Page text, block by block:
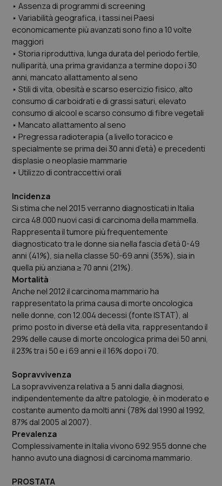
Umbria
Valle D’Aosta
Veneto
Oftalmologia
Oncodermatologia
Oncoematologia
Oncologia & Nutrizione
Psoriasi & pelle
Quotidiano Cardiologia
Quotidiano Chirurgia
Quotidiano Oncologia
Quotidiano Pediatria
Rene & patologie urogenitali
Salute orale & impianti
Sangue & coagulazione
Tiroide
Tumore al seno
Tumore ovarico
Tumori del Polmone & Testa Collo
Tumori gastrointestinali
Ulcera & Reflusso
Vaccini
• Assenza di programmi di screening
• Variabilità geografica, i tassi nei Paesi
economicamente più avanzati sono fino a 10 volte
maggiori
• Storia riproduttiva, lunga durata del periodo fertile,
nulliparità, una prima gravidanza a termine dopo i 30
anni, mancato allattamento al seno
• Stili di vita, obesità e scarso esercizio fisico, alto
consumo di carboidrati e di grassi saturi, elevato
consumo di alcool e scarso consumo di fibre vegetali
• Mancato allattamento al seno
• Pregressa radioterapia (a livello toracico e
specialmente se prima dei 30 anni d’età) e precedenti
displasie o neoplasie mammarie
• Utilizzo di contraccettivi orali
Incidenza
Si stima che nel 2015 verranno diagnosticati in Italia
circa 48.000 nuovi casi di carcinoma della mammella.
Rappresenta il tumore più frequentemente
diagnosticato tra le donne sia nella fascia d’età 0-49
anni (41%), sia nella classe 50-69 anni (35%), sia in
quella più anziana ≥ 70 anni (21%).
Mortalità
Anche nel 2012 il carcinoma mammario ha
rappresentato la prima causa di morte oncologica
nelle donne, con 12.004 decessi (fonte ISTAT), al
primo posto in diverse età della vita, rappresentando il
29% delle cause di morte oncologica prima dei 50 anni,
il 23% tra i 50 e i 69 anni e il 16% dopo i 70.
Sopravvivenza
La sopravvivenza relativa a 5 anni dalla diagnosi,
indipendentemente da altre patologie, è in moderato e
costante aumento da molti anni (78% dal 1990 al 1992,
87% dal 2005 al 2007).
Prevalenza
Complessivamente in Italia vivono 692.955 donne che
hanno avuto una diagnosi di carcinoma mammario.
PROSTATA